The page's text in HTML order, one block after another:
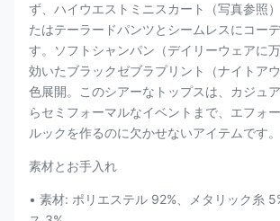
ず、ハイウエストミニスカート（写真参照
たはテーラードパンツとシームレスにコー
す。ソフトシャンパン（デイリーウェアに
効いたブラックゼブラプリント（ナイトア
色展開。このシアーなトップスは、カジュ
らセミフォーマルなイベントまで、エフォ
ルックを作るのに欠かせないアイテムです。
素材とお手入れ
• 素材: ポリエステル 92%、メタリック糸